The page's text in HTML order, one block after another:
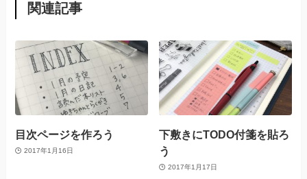
関連記事
目次ページを作ろう
2017年1月16日
下敷きにTODO付箋を貼ろ
う
2017年1月17日